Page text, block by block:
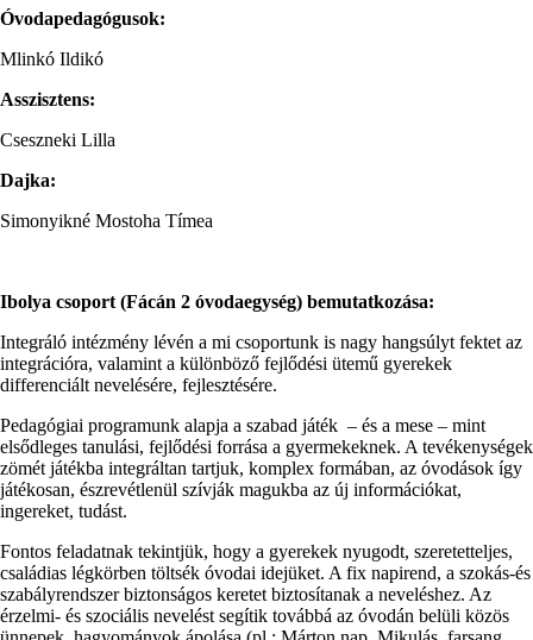
Óvodapedagógusok:
Mlinkó Ildikó
Asszisztens:
Cseszneki Lilla
Dajka:
Simonyikné Mostoha Tímea
Ibolya csoport (Fácán 2 óvodaegység) bemutatkozása:
Integráló intézmény lévén a mi csoportunk is nagy hangsúlyt fektet az
integrációra, valamint a különböző fejlődési ütemű gyerekek
differenciált nevelésére, fejlesztésére.
Pedagógiai programunk alapja a szabad játék – és a mese – mint
elsődleges tanulási, fejlődési forrása a gyermekeknek. A tevékenységek
zömét játékba integráltan tartjuk, komplex formában, az óvodások így
játékosan, észrevétlenül szívják magukba az új információkat,
ingereket, tudást.
Fontos feladatnak tekintjük, hogy a gyerekek nyugodt, szeretetteljes,
családias légkörben töltsék óvodai idejüket. A fix napirend, a szokás-és
szabályrendszer biztonságos keretet biztosítanak a neveléshez. Az
érzelmi- és szociális nevelést segítik továbbá az óvodán belüli közös